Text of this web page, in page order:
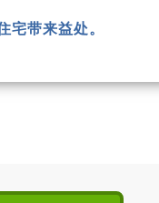
宅带来益处。